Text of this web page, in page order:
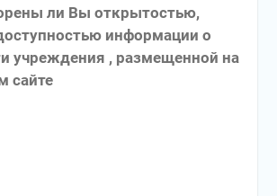
ли Вы открытостью,
информации о
учреждения , размещенной на
сайте